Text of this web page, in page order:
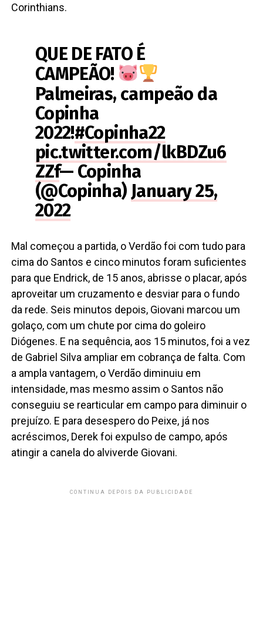
Corinthians.
QUE DE FATO É
CAMPEÃO!
Palmeiras, campeão da
Copinha
2022!#Copinha22
pic.twitter.com/lkBDZu6
ZZf— Copinha
(@Copinha) January 25,
2022
Mal começou a partida, o Verdão foi com tudo para
cima do Santos e cinco minutos foram suficientes
para que Endrick, de 15 anos, abrisse o placar, após
aproveitar um cruzamento e desviar para o fundo
da rede. Seis minutos depois, Giovani marcou um
golaço, com um chute por cima do goleiro
Diógenes. E na sequência, aos 15 minutos, foi a vez
de Gabriel Silva ampliar em cobrança de falta. Com
a ampla vantagem, o Verdão diminuiu em
intensidade, mas mesmo assim o Santos não
conseguiu se rearticular em campo para diminuir o
prejuízo. E para desespero do Peixe, já nos
acréscimos, Derek foi expulso de campo, após
atingir a canela do alviverde Giovani.
CONTINUA DEPOIS DA PUBLICIDADE